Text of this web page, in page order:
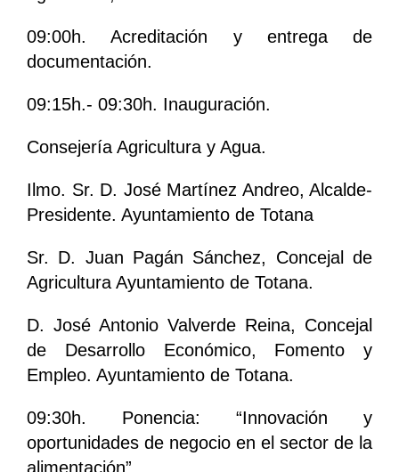
09:00h. Acreditación y entrega de
documentación.
09:15h.- 09:30h. Inauguración.
Consejería Agricultura y Agua.
Ilmo. Sr. D. José Martínez Andreo, Alcalde-
Presidente. Ayuntamiento de Totana
Sr. D. Juan Pagán Sánchez, Concejal de
Agricultura Ayuntamiento de Totana.
D. José Antonio Valverde Reina, Concejal
de Desarrollo Económico, Fomento y
Empleo. Ayuntamiento de Totana.
09:30h. Ponencia: “Innovación y
oportunidades de negocio en el sector de la
alimentación”.